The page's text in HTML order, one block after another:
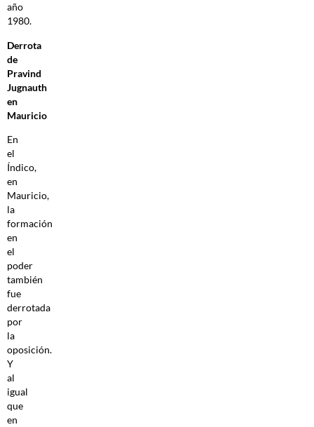
año
1980.
Derrota
de
Pravind
Jugnauth
en
Mauricio
En
el
Índico,
en
Mauricio,
la
formación
en
el
poder
también
fue
derrotada
por
la
oposición.
Y
al
igual
que
en